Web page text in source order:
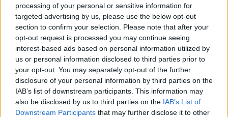
processing of your personal or sensitive information for
targeted advertising by us, please use the below opt-out
section to confirm your selection. Please note that after your
opt-out request is processed you may continue seeing
interest-based ads based on personal information utilized by
us or personal information disclosed to third parties prior to
your opt-out. You may separately opt-out of the further
disclosure of your personal information by third parties on the
IAB’s list of downstream participants. This information may
also be disclosed by us to third parties on the IAB’s List of
Downstream Participants that may further disclose it to other
ευκαιρία μελέτης για ειδικούς επιστήμονες
9 Αυγούστου 2026, 09:31
Για ό,τι κι αν ψάχνεις, συνεργείο αυτοκινήτων
“Βούζας” και έχεις τη λύση!
9 Αυγούστου 2026, 09:14
Υπ. Μεταφορών: Οριστική λύση στο ζήτημα
των πινακίδων κυκλοφορίας - Ποιές αλλαγές
θα γίνουν
9 Αυγούστου 2026, 08:17